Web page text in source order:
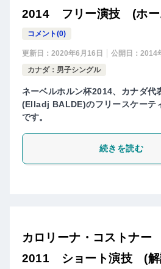
2014 フリー演技 (ホー
コメント(0)
更新日： 2020年6月16日 公開日： 2014
カナダ：男子シングル
ネーベルホルン杯2014、カナダ代
(Elladj BALDE)のフリースケーテ
です。
続きを読む
カロリーナ・コストナ
2011 ショート演技 (解